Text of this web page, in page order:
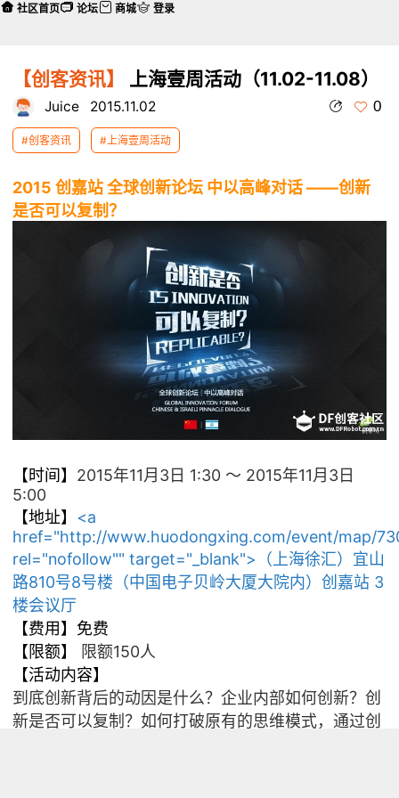
【创客资讯】 上海壹周活动（11.02-11.08）
Juice 2015.11.02 0
#创客资讯 #上海壹周活动
2015 创嘉站 全球创新论坛 中以高峰对话 ——创新
是否可以复制？
【时间】 2015年11月3日 1:30 ～ 2015年11月3日
5:00
【地址】 <a
href="http://www.huodongxing.com/event/map/
rel="nofollow"" target="_blank">（上海徐汇）宜山
路810号8号楼（中国电子贝岭大厦大院内）创嘉站 3
楼会议厅
【费用】免费
【限额】 限额150人
【活动内容】
到底创新背后的动因是什么？企业内部如何创新？创
新是否可以复制？如何打破原有的思维模式，通过创
社区首页 论坛 商城 登录